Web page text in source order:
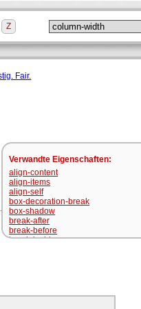
Verwandte Eigenschaften:
align-content
align-items
align-self
box-decoration-break
box-shadow
break-after
break-before
break-inside
column-rule-color
Z